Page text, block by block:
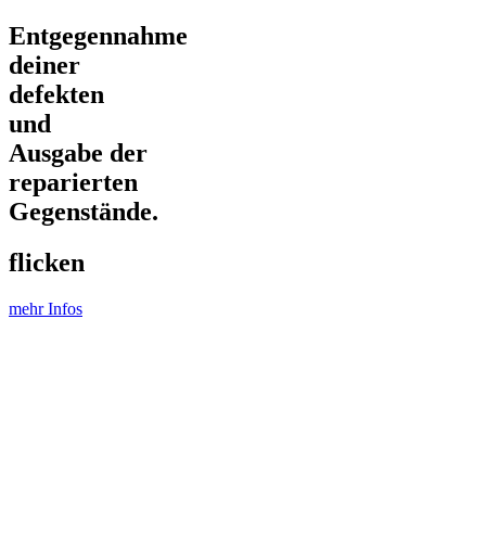
Entgegennahme
deiner
defekten
und
Ausgabe der
reparierten
Gegenstände.
flicken
mehr Infos